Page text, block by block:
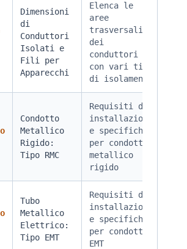
Dimensioni
di
Conduttori
Isolati e
Fili per
Apparecchi
Elenca le
aree
trasversali
dei
conduttori
con vari tipi
di isolamento
Condotto
Metallico
Rigido:
Tipo RMC
Requisiti di
installazione
e specifiche
per condotto
metallico
rigido
Tubo
Metallico
Elettrico:
Tipo EMT
Requisiti di
installazione
e specifiche
per condotto
EMT